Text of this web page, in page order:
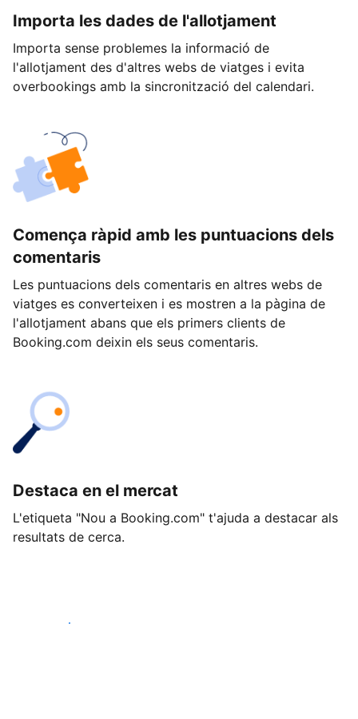
Importa les dades de l'allotjament
Importa sense problemes la informació de
l'allotjament des d'altres webs de viatges i evita
overbookings amb la sincronització del calendari.
Comença ràpid amb les puntuacions dels
comentaris
Les puntuacions dels comentaris en altres webs de
viatges es converteixen i es mostren a la pàgina de
l'allotjament abans que els primers clients de
Booking.com deixin els seus comentaris.
Destaca en el mercat
L'etiqueta "Nou a Booking.com" t'ajuda a destacar als
resultats de cerca.
Comença avui